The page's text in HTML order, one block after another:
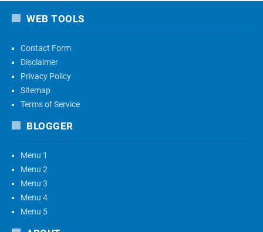
WEB TOOLS
Contact Form
Disclaimer
Privacy Policy
Sitemap
Terms of Service
BLOGGER
Menu 1
Menu 2
Menu 3
Menu 4
Menu 5